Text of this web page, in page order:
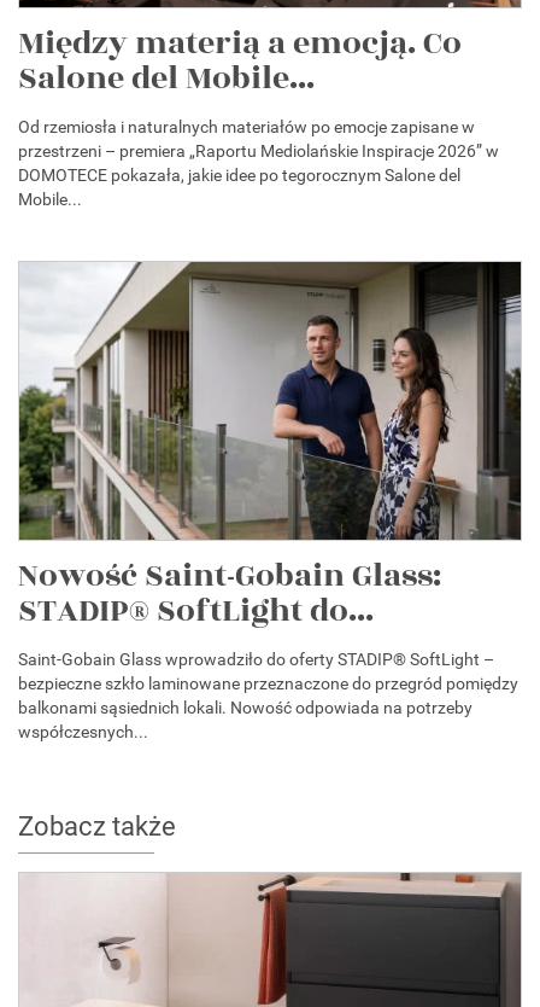
Między materią a emocją. Co
Salone del Mobile...
Od rzemiosła i naturalnych materiałów po emocje zapisane w
przestrzeni – premiera „Raportu Mediolańskie Inspiracje 2026” w
DOMOTECE pokazała, jakie idee po tegorocznym Salone del
Mobile...
Nowość Saint-Gobain Glass:
STADIP® SoftLight do...
Saint-Gobain Glass wprowadziło do oferty STADIP® SoftLight –
bezpieczne szkło laminowane przeznaczone do przegród pomiędzy
balkonami sąsiednich lokali. Nowość odpowiada na potrzeby
współczesnych...
Zobacz także